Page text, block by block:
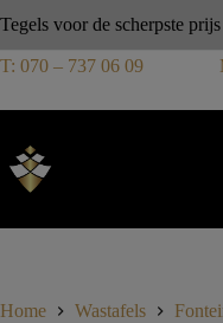
Tegels voor de scherpste prijs
T: 070 – 737 06 09
Home Wastafels